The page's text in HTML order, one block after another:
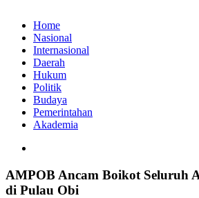
Home
Nasional
Internasional
Daerah
Hukum
Politik
Budaya
Pemerintahan
Akademia
AMPOB Ancam Boikot Seluruh
di Pulau Obi